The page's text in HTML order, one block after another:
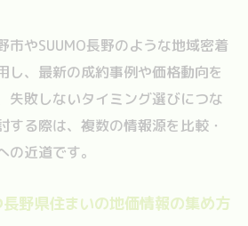
市やSUUMO長野のような地域密着
し、最新の成約事例や価格動向を
失敗しないタイミング選びにつな
する際は、複数の情報源を比較・
近道です。
野県住まいの地価情報の集め方